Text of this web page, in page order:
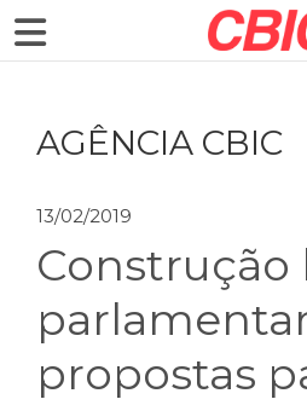
AGÊNCIA CBIC
13/02/2019
Construção
propostas